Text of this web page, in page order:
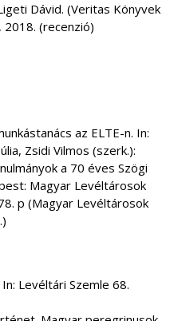
Dávid. (Veritas Könyvek
2018. (recenzió)
az ELTE-n. In:
Zsidi Vilmos (szerk.):
a 70 éves Szögi
Magyar Levéltárosok
p (Magyar Levéltárosok
Levéltári Szemle 68.